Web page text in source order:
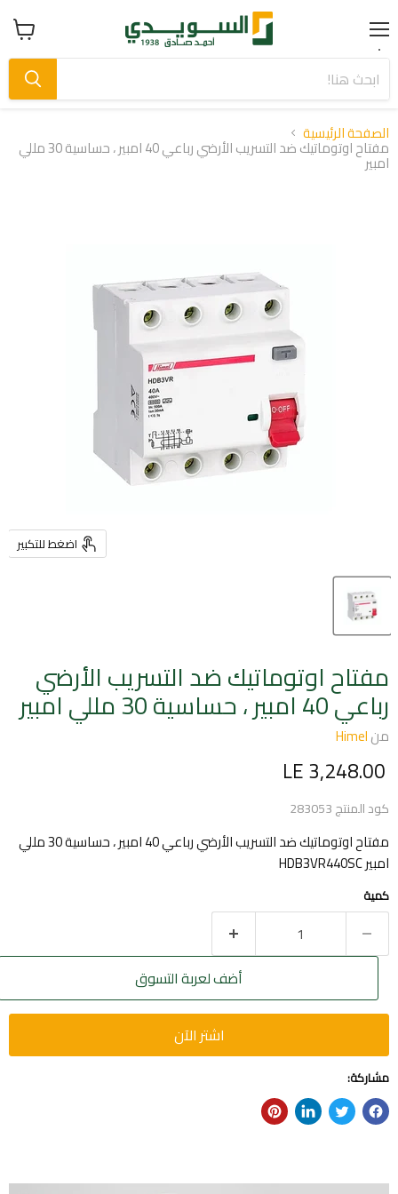
Menu عرض
سلة
الصفحة الرئيسية
مفتاح اوتوماتيك ضد التسريب الأرضي رباعي 40 امبير ، حساسية 30 مللي
امبير
اضغط للتكبير
مفتاح اوتوماتيك ضد التسريب الأرضي
رباعي 40 امبير ، حساسية 30 مللي امبير
منHimel
السعر الحالي
LE 3,248.00
كود المنتج283053
مفتاح اوتوماتيك ضد التسريب الأرضي رباعي 40 امبير ، حساسية 30 مللي
امبير HDB3VR440SC
كمية
أضف لعربة التسوق
اشتر الآن
مشاركة: